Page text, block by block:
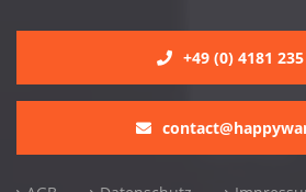
+49 (0) 4181